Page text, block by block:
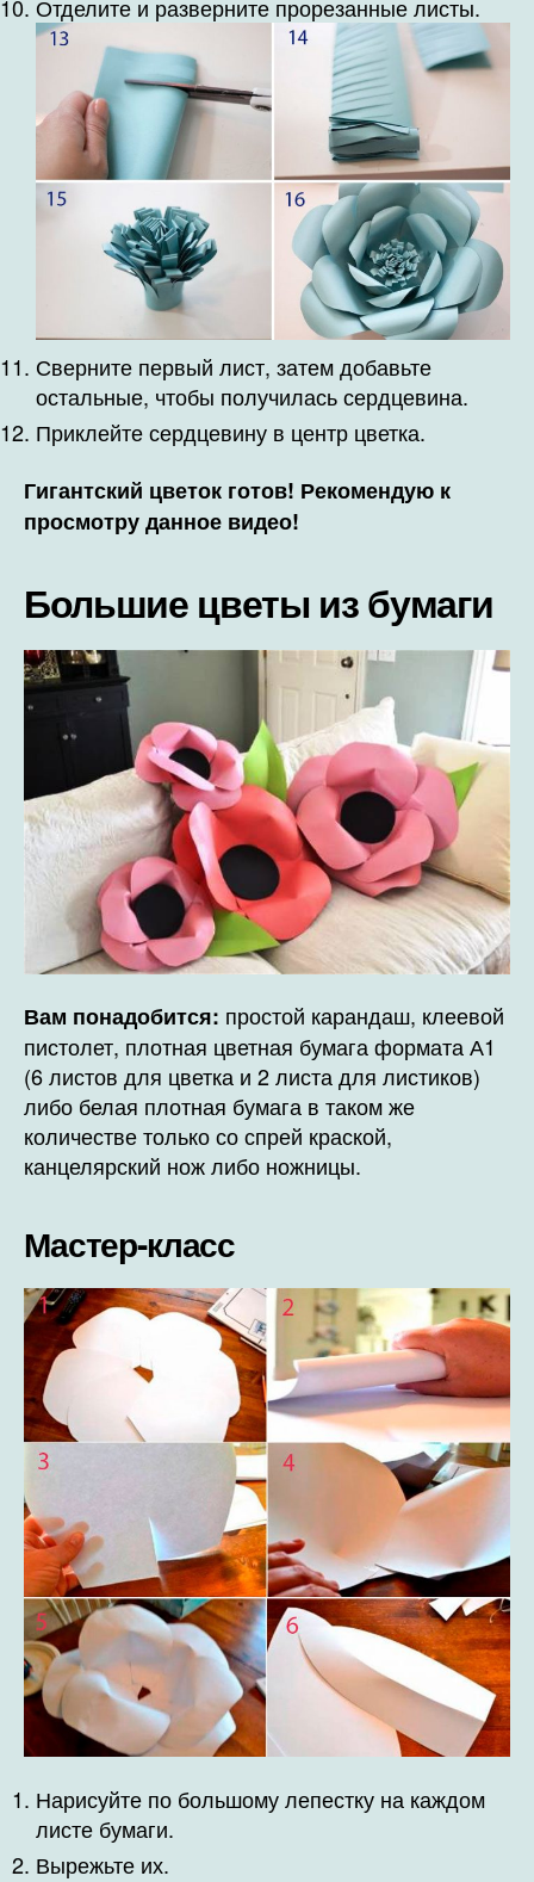
Отделите и разверните прорезанные листы.
Сверните первый лист, затем добавьте
остальные, чтобы получилась сердцевина.
Приклейте сердцевину в центр цветка.
Гигантский цветок готов! Рекомендую к
просмотру данное видео!
Большие цветы из бумаги
Вам понадобится: простой карандаш, клеевой
пистолет, плотная цветная бумага формата А1
(6 листов для цветка и 2 листа для листиков)
либо белая плотная бумага в таком же
количестве только со спрей краской,
канцелярский нож либо ножницы.
Мастер-класс
Нарисуйте по большому лепестку на каждом
листе бумаги.
Вырежьте их.